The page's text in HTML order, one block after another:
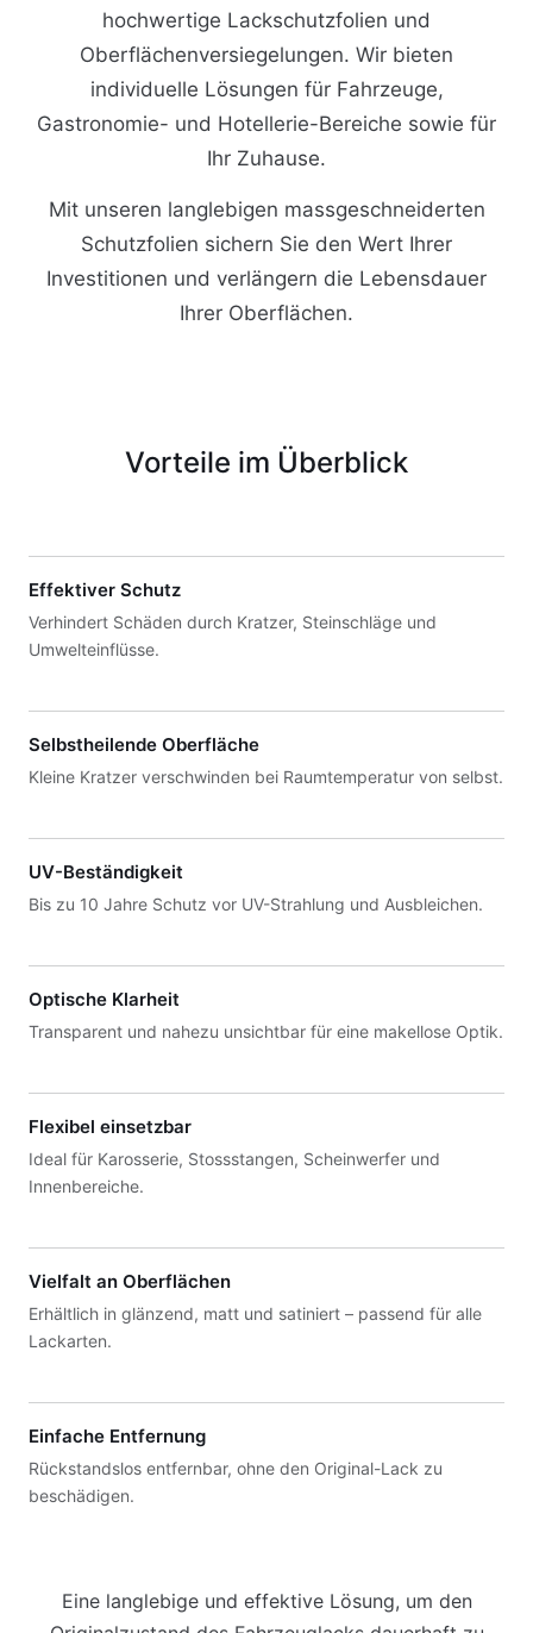
hochwertige Lackschutzfolien und
Oberflächenversiegelungen. Wir bieten
individuelle Lösungen für Fahrzeuge,
Gastronomie- und Hotellerie-Bereiche sowie für
Ihr Zuhause.
Mit unseren langlebigen massgeschneiderten
Schutzfolien sichern Sie den Wert Ihrer
Investitionen und verlängern die Lebensdauer
Ihrer Oberflächen.
Vorteile im Überblick
Effektiver Schutz
Verhindert Schäden durch Kratzer, Steinschläge und
Umwelteinflüsse.
Selbstheilende Oberfläche
Kleine Kratzer verschwinden bei Raumtemperatur von selbst.
UV-Beständigkeit
Bis zu 10 Jahre Schutz vor UV-Strahlung und Ausbleichen.
Optische Klarheit
Transparent und nahezu unsichtbar für eine makellose Optik.
Flexibel einsetzbar
Ideal für Karosserie, Stossstangen, Scheinwerfer und
Innenbereiche.
Vielfalt an Oberflächen
Erhältlich in glänzend, matt und satiniert – passend für alle
Lackarten.
Einfache Entfernung
Rückstandslos entfernbar, ohne den Original-Lack zu
beschädigen.
Eine langlebige und effektive Lösung, um den